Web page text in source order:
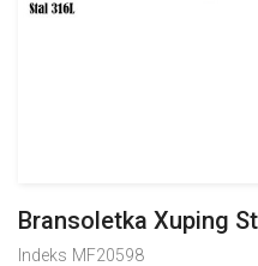
Bransoletka Xuping
Indeks MF20598